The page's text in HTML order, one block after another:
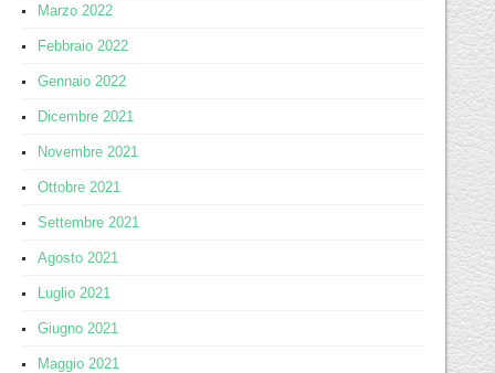
Marzo 2022
Febbraio 2022
Gennaio 2022
Dicembre 2021
Novembre 2021
Ottobre 2021
Settembre 2021
Agosto 2021
Luglio 2021
Giugno 2021
Maggio 2021